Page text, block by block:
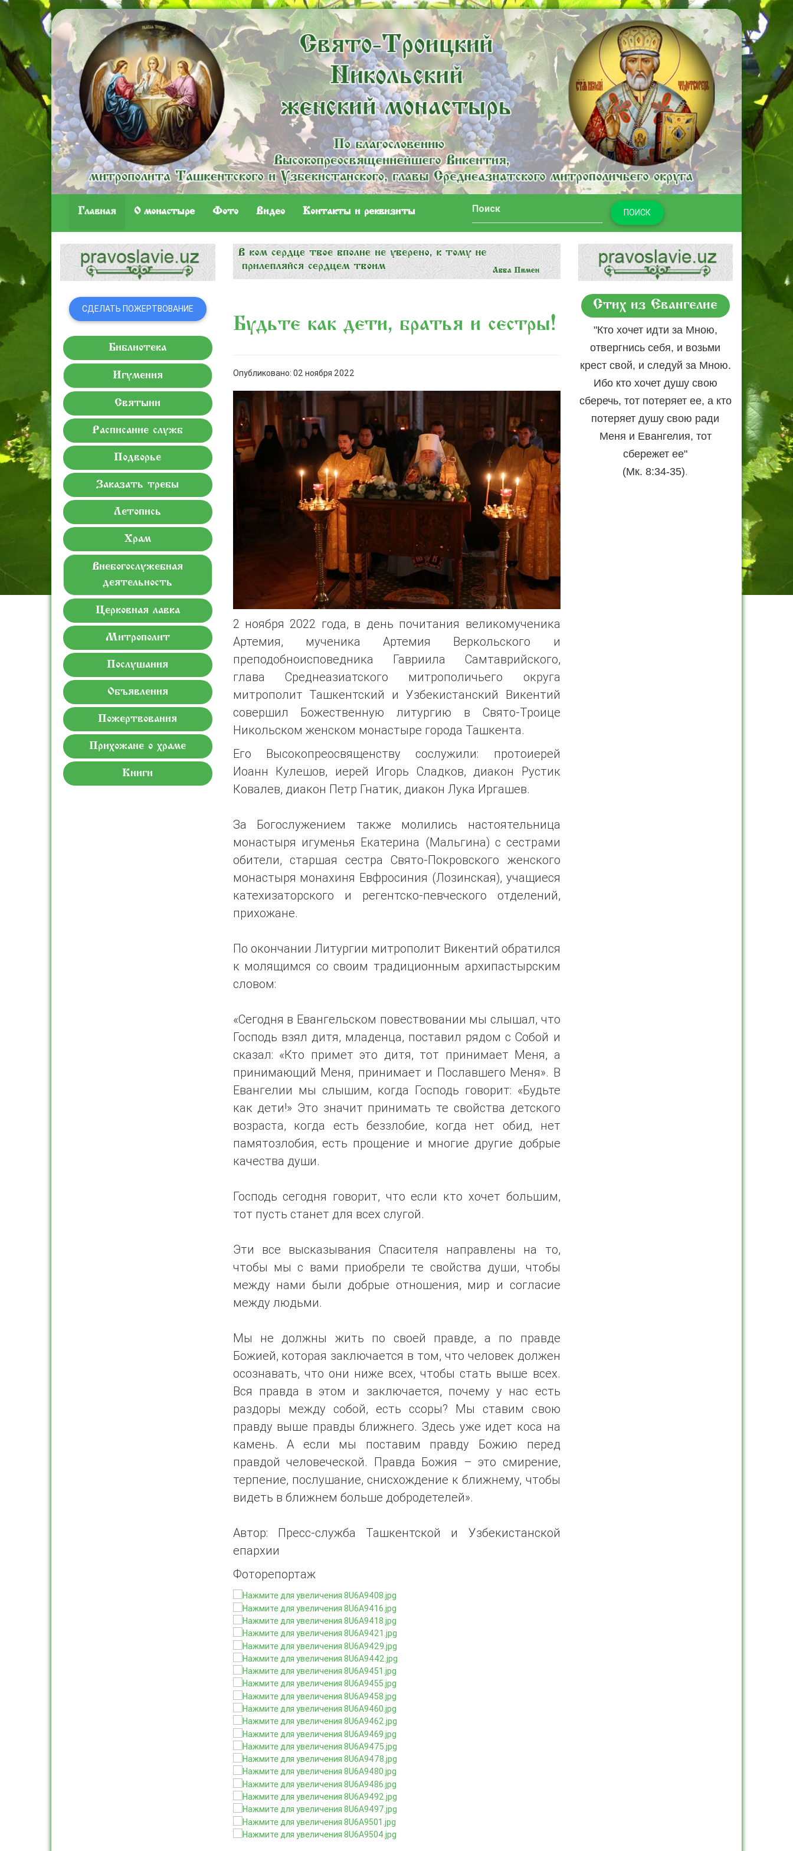
Главная O монастыре Фото Видео Контакты и реквизиты ПОИСК
СДЕЛАТЬ ПОЖЕРТВОВАНИЕ
Библиотека
Игумения
Святыни
Расписание служб
Подворье
Заказать требы
Летопись
Храм
Внебогослужебная
деятельность
Церковная лавка
Митрополит
Послушания
Объявления
Пожертвования
Прихожане о храме
Книги
Будьте как дети, братья и сестры!
Опубликовано: 02 ноября 2022
2 ноября 2022 года, в день почитания великомученика
Артемия, мученика Артемия Веркольского и
преподобноисповедника Гавриила Самтаврийского,
глава Среднеазиатского митрополичьего округа
митрополит Ташкентский и Узбекистанский Викентий
совершил Божественную литургию в Свято-Троице
Никольском женском монастыре города Ташкента.
Его Высокопреосвященству сослужили: протоиерей
Иоанн Кулешов, иерей Игорь Сладков, диакон Рустик
Ковалев, диакон Петр Гнатик, диакон Лука Иргашев.
За Богослужением также молились настоятельница
монастыря игуменья Екатерина (Мальгина) с сестрами
обители, старшая сестра Свято-Покровского женского
монастыря монахиня Евфросиния (Лозинская), учащиеся
катехизаторского и регентско-певческого отделений,
прихожане.
По окончании Литургии митрополит Викентий обратился
к молящимся со своим традиционным архипастырским
словом:
«Сегодня в Евангельском повествовании мы слышал, что
Господь взял дитя, младенца, поставил рядом с Собой и
сказал: «Кто примет это дитя, тот принимает Меня, а
принимающий Меня, принимает и Пославшего Меня». В
Евангелии мы слышим, когда Господь говорит: «Будьте
как дети!» Это значит принимать те свойства детского
возраста, когда есть беззлобие, когда нет обид, нет
памятозлобия, есть прощение и многие другие добрые
качества души.
Господь сегодня говорит, что если кто хочет большим,
тот пусть станет для всех слугой.
Эти все высказывания Спасителя направлены на то,
чтобы мы с вами приобрели те свойства души, чтобы
между нами были добрые отношения, мир и согласие
между людьми.
Мы не должны жить по своей правде, а по правде
Божией, которая заключается в том, что человек должен
осознавать, что они ниже всех, чтобы стать выше всех.
Вся правда в этом и заключается, почему у нас есть
раздоры между собой, есть ссоры? Мы ставим свою
правду выше правды ближнего. Здесь уже идет коса на
камень. А если мы поставим правду Божию перед
правдой человеческой. Правда Божия – это смирение,
терпение, послушание, снисхождение к ближнему, чтобы
видеть в ближнем больше добродетелей».
Автор: Пресс-служба Ташкентской и Узбекистанской
епархии
Фоторепортаж
Стих из Евангелие
"Кто хочет идти за Мною,
отвергнись себя, и возьми
крест свой, и следуй за Мною.
Ибо кто хочет душу свою
сберечь, тот потеряет ее, а кто
потеряет душу свою ради
Меня и Евангелия, тот
сбережет ее"
(Мк. 8:34-35).